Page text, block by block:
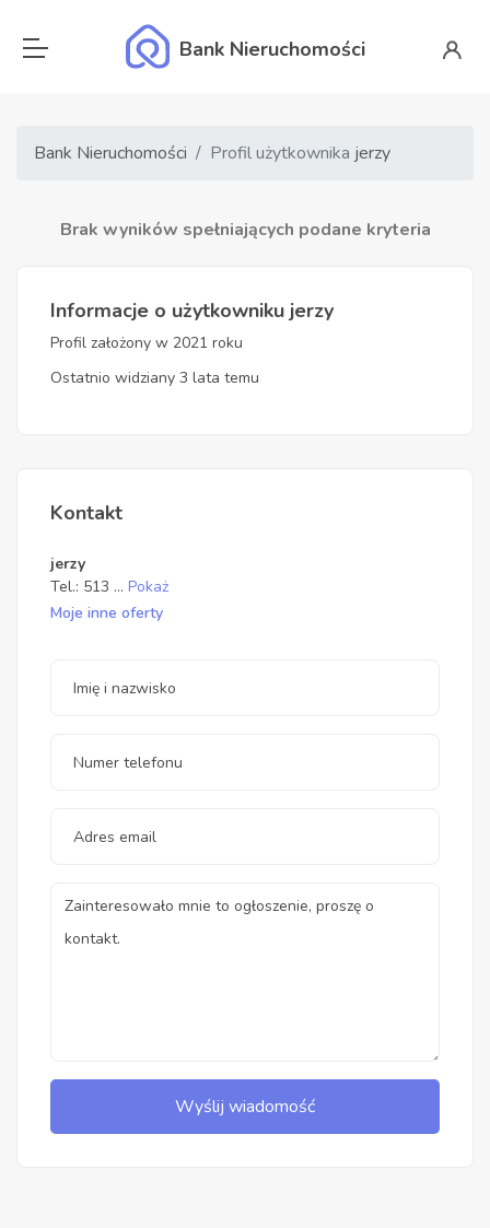
Bank Nieruchomości
Bank Nieruchomości Profil użytkownika jerzy
Brak wyników spełniających podane kryteria
Informacje o użytkowniku jerzy
Profil założony w 2021 roku
Ostatnio widziany 3 lata temu
Kontakt
jerzy
Tel.: 513 ... Pokaż
Moje inne oferty
Wyślij wiadomość